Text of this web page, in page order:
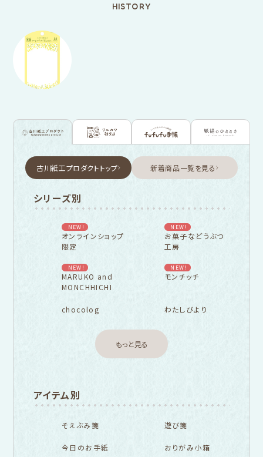
HISTORY
古川紙工プロダクトトップ 新着商品一覧を見る
シリーズ別
NEW!
オンラインショップ
限定
NEW!
お菓子などうぶつ
工房
NEW!
MARUKO and
MONCHHICHI
NEW!
モンチッチ
chocolog わたしびより
もっと見る
アイテム別
そえぶみ箋 遊び箋
今日のお手紙 おりがみ小箱